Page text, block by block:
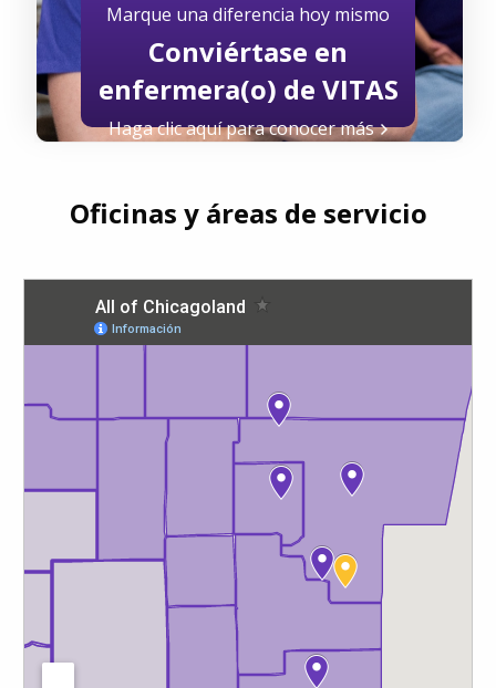
Marque una diferencia hoy mismo
Conviértase en
enfermera(o) de VITAS
Haga clic aquí para conocer más
Oficinas y áreas de servicio